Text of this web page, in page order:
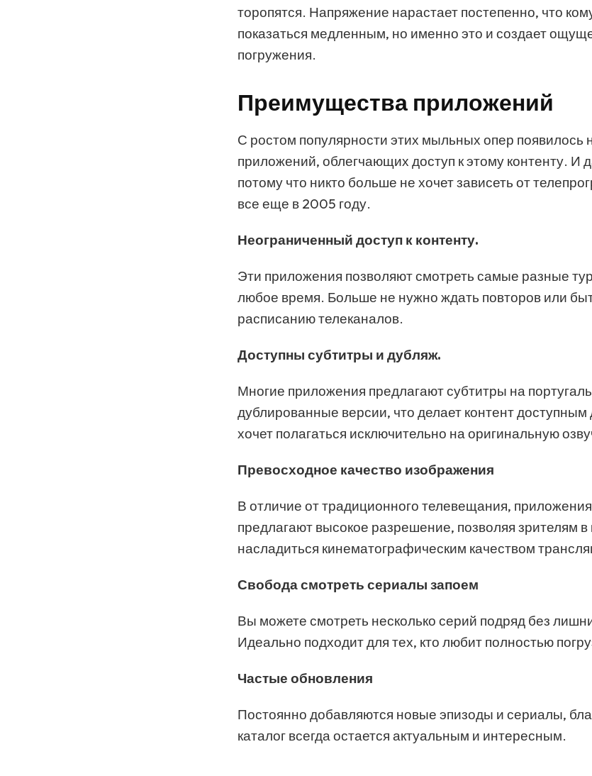
торопятся. Напряжение нарастает постепенно, что
показаться медленным, но именно это и создает
погружения.
Преимущества приложений
С ростом популярности этих мыльных опер появилось
приложений, облегчающих доступ к этому контенту. И
потому что никто больше не хочет зависеть от
все еще в 2005 году.
Неограниченный доступ к контенту.
Эти приложения позволяют смотреть самые разные
любое время. Больше не нужно ждать повторов или
расписанию телеканалов.
Доступны субтитры и дубляж.
Многие приложения предлагают субтитры на
дублированные версии, что делает контент доступным
хочет полагаться исключительно на оригинальную
Превосходное качество изображения
В отличие от традиционного телевещания,
предлагают высокое разрешение, позволяя зрителям
насладиться кинематографическим качеством
Свобода смотреть сериалы запоем
Вы можете смотреть несколько серий подряд без
Идеально подходит для тех, кто любит полностью
Частые обновления
Постоянно добавляются новые эпизоды и сериалы,
каталог всегда остается актуальным и интересным.